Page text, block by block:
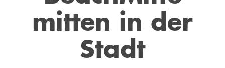
mitten in der
Stadt